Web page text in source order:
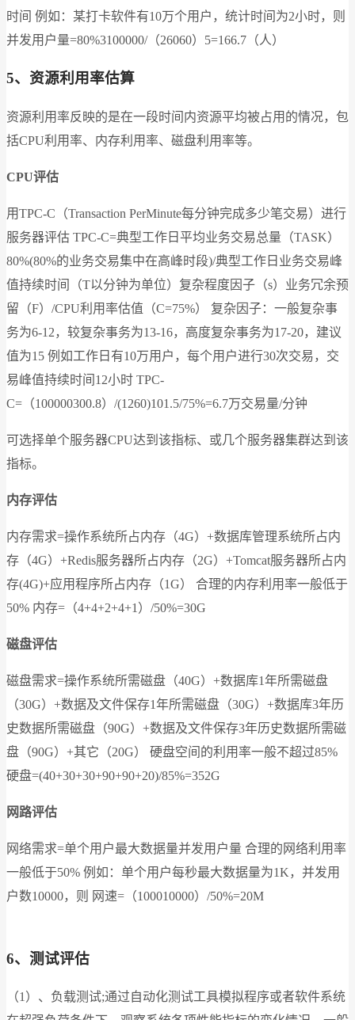
时间 例如：某打卡软件有10万个用户，统计时间为2小时，则
并发用户量=80%3100000/（26060）5=166.7（人）
5、资源利用率估算
资源利用率反映的是在一段时间内资源平均被占用的情况，包
括CPU利用率、内存利用率、磁盘利用率等。
CPU评估
用TPC-C（Transaction PerMinute每分钟完成多少笔交易）进行
服务器评估 TPC-C=典型工作日平均业务交易总量（TASK）
80%(80%的业务交易集中在高峰时段)/典型工作日业务交易峰
值持续时间（T以分钟为单位）复杂程度因子（s）业务冗余预
留（F）/CPU利用率估值（C=75%） 复杂因子：一般复杂事
务为6-12，较复杂事务为13-16，高度复杂事务为17-20，建议
值为15 例如工作日有10万用户，每个用户进行30次交易，交
易峰值持续时间12小时 TPC-
C=（100000300.8）/(1260)101.5/75%=6.7万交易量/分钟
可选择单个服务器CPU达到该指标、或几个服务器集群达到该
指标。
内存评估
内存需求=操作系统所占内存（4G）+数据库管理系统所占内
存（4G）+Redis服务器所占内存（2G）+Tomcat服务器所占内
存(4G)+应用程序所占内存（1G） 合理的内存利用率一般低于
50% 内存=（4+4+2+4+1）/50%=30G
磁盘评估
磁盘需求=操作系统所需磁盘（40G）+数据库1年所需磁盘
（30G）+数据及文件保存1年所需磁盘（30G）+数据库3年历
史数据所需磁盘（90G）+数据及文件保存3年历史数据所需磁
盘（90G）+其它（20G） 硬盘空间的利用率一般不超过85%
硬盘=(40+30+30+90+90+20)/85%=352G
网路评估
网络需求=单个用户最大数据量并发用户量 合理的网络利用率
一般低于50% 例如：单个用户每秒最大数据量为1K，并发用
户数10000，则 网速=（100010000）/50%=20M
6、测试评估
（1）、负载测试;通过自动化测试工具模拟程序或者软件系统